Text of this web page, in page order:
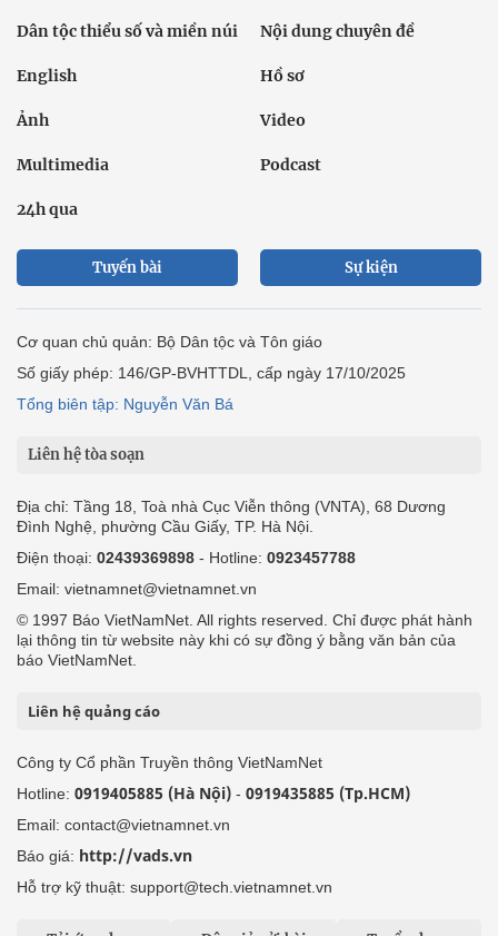
Dân tộc thiểu số và miền núi Nội dung chuyên đề
English Hồ sơ
Ảnh Video
Multimedia Podcast
24h qua
Tuyến bài Sự kiện
Cơ quan chủ quản: Bộ Dân tộc và Tôn giáo
Số giấy phép: 146/GP-BVHTTDL, cấp ngày 17/10/2025
Tổng biên tập: Nguyễn Văn Bá
Liên hệ tòa soạn
Địa chỉ: Tầng 18, Toà nhà Cục Viễn thông (VNTA), 68 Dương
Đình Nghệ, phường Cầu Giấy, TP. Hà Nội.
Điện thoại: 02439369898 - Hotline: 0923457788
Email: vietnamnet@vietnamnet.vn
© 1997 Báo VietNamNet. All rights reserved. Chỉ được phát hành
lại thông tin từ website này khi có sự đồng ý bằng văn bản của
báo VietNamNet.
Liên hệ quảng cáo
Công ty Cổ phần Truyền thông VietNamNet
Hotline: 0919405885 (Hà Nội) - 0919435885 (Tp.HCM)
Email: contact@vietnamnet.vn
Báo giá: http://vads.vn
Hỗ trợ kỹ thuật: support@tech.vietnamnet.vn